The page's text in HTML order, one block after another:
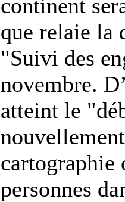
continent
que relaie la
"Suivi des
novembre.
atteint le
cartographie
personnes